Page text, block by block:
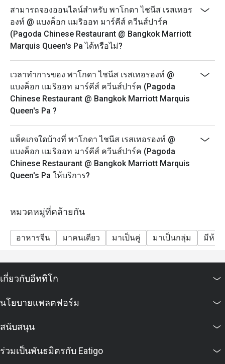
17:30 – 21:30 น. – อาหารค่ำ* (รับออเดอร์สุดท้าย 21.30
น.)
สามารถจองออนไลน์สำหรับ พาโกดา ไชนีส เรสเทอร
องท์ @ แบงค็อก แมริออท มาร์คีส์ ควีนส์ปาร์ค
(Pagoda Chinese Restaurant @ Bangkok Marriott
Marquis Queen's Pa ได้หรือไม่?
เวลาทำการของ พาโกดา ไชนีส เรสเทอรองท์ @
แบงค็อก แมริออท มาร์คีส์ ควีนส์ปาร์ค (Pagoda
Chinese Restaurant @ Bangkok Marriott Marquis
Queen's Pa ?
แพ็คเกจใดบ้างที่ พาโกดา ไชนีส เรสเทอรองท์ @
แบงค็อก แมริออท มาร์คีส์ ควีนส์ปาร์ค (Pagoda
Chinese Restaurant @ Bangkok Marriott Marquis
Queen's Pa ให้บริการ?
หมวดหมู่ที่คล้ายกัน
อาหารจีน มาคนเดียว มาเป็นคู่ มาเป็นกลุ่ม มีห้อ
เกี่ยวกับอีททิโก
นโยบายแพลตฟอร์ม
สนับสนุน
ร่วมเป็นพันธมิตรกับ Eatigo